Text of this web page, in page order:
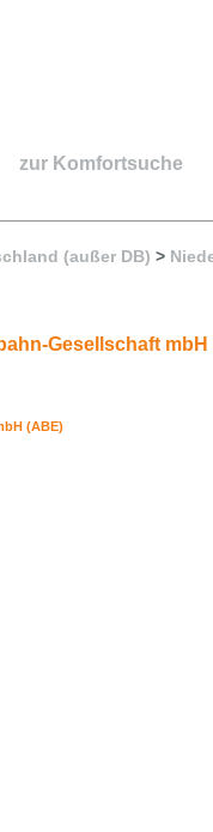
zur Komfortsuche
(außer DB) >
Gesellschaft mbH
(ABE)